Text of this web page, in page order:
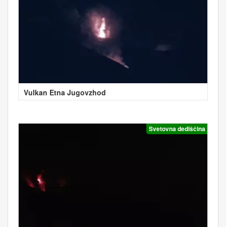
Vulkan Etna Jugovzhod
Svetovna dediščina